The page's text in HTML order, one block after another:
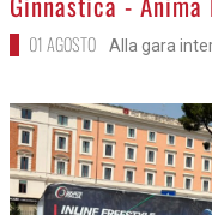
01 AGOSTO Alla gara